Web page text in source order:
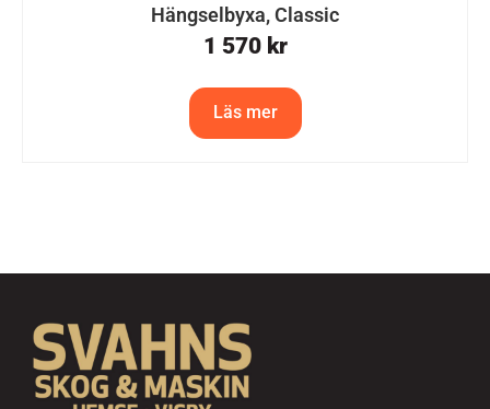
Hängselbyxa, Classic
1 570 kr
Läs mer